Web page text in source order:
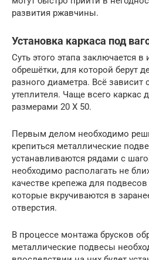
развития ржавчины.
Установка каркаса под
Суть этого этапа заключается в
обрешётки, для которой берут
разного диаметра. Всё
утеплителя. Чаще всего каркас
размерами 20 X 50.
Первым делом необходимо
крепиться металлические
устанавливаются рядами с
необходимо располагать не
качестве крепежа для
которые вкручиваются в
отверстия.
В процессе монтажа брусков
металлические подвесы